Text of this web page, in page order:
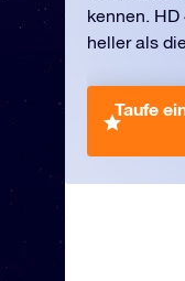
kennen.
heller als
Taufe